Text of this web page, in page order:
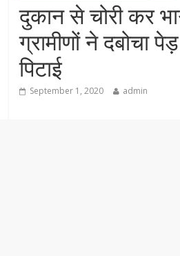
दुकान से चोरी कर
ग्रामीणों ने दबोचा
पिटाई
September 1, 2020 admin